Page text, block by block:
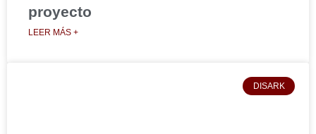
proyecto
LEER MÁS +
DISARK